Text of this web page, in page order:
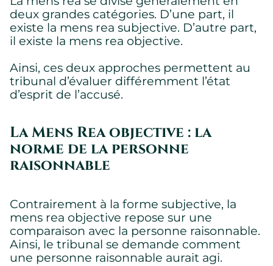
deux grandes catégories. D’une part, il
existe la mens rea subjective. D’autre part,
il existe la mens rea objective.
Ainsi, ces deux approches permettent au
tribunal d’évaluer différemment l’état
d’esprit de l’accusé.
La Mens Rea objective : la
norme de la personne
raisonnable
Contrairement à la forme subjective, la
mens rea objective repose sur une
comparaison avec la personne raisonnable.
Ainsi, le tribunal se demande comment
une personne raisonnable aurait agi.